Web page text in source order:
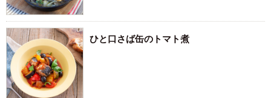
ひと口さば缶のトマト煮